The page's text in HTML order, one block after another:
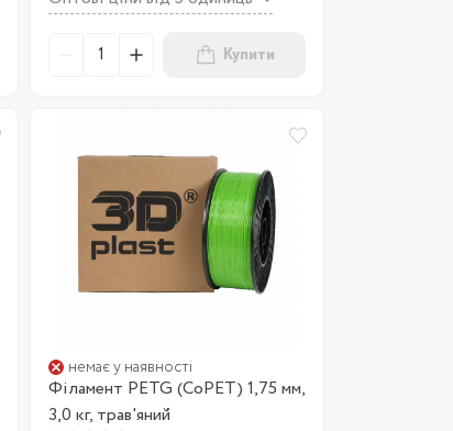
Купити
немає у наявності
Філамент PETG (CoPET) 1,75 мм,
3,0 кг, трав'яний